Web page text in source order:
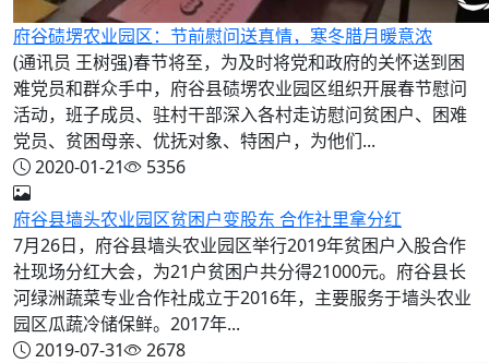
府谷碛塄农业园区：节前慰问送真情，寒冬腊月暖意浓
(通讯员 王树强)春节将至，为及时将党和政府的关怀送到困
难党员和群众手中，府谷县碛塄农业园区组织开展春节慰问
活动，班子成员、驻村干部深入各村走访慰问贫困户、困难
党员、贫困母亲、优抚对象、特困户，为他们...
2020-01-21
5356
府谷县墙头农业园区贫困户变股东 合作社里拿分红
7月26日，府谷县墙头农业园区举行2019年贫困户入股合作
社现场分红大会，为21户贫困户共分得21000元。府谷县长
河绿洲蔬菜专业合作社成立于2016年，主要服务于墙头农业
园区瓜蔬冷储保鲜。2017年...
2019-07-31
2678